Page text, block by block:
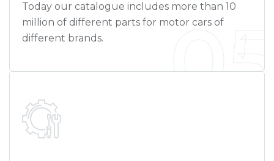
Today our catalogue includes more than 10
million of different parts for motor cars of
different brands.